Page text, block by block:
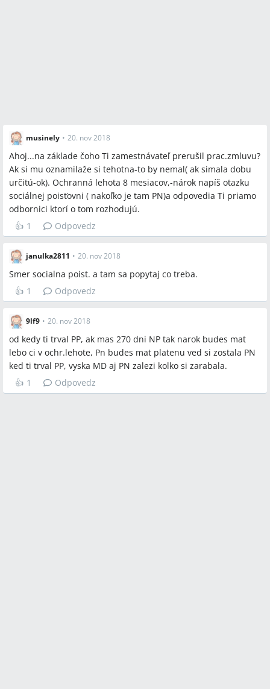
musinely • 20. nov 2018
Ahoj...na základe čoho Ti zamestnávateľ prerušil prac.zmluvu?
Ak si mu oznamilaže si tehotna-to by nemal( ak simala dobu
určitú-ok). Ochranná lehota 8 mesiacov,-nárok napíš otazku
sociálnej poisťovni ( nakoľko je tam PN)a odpovedia Ti priamo
odbornici ktorí o tom rozhodujú.
👍 1 Odpovedz
janulka2811 • 20. nov 2018
Smer socialna poist. a tam sa popytaj co treba.
👍 1 Odpovedz
9lf9 • 20. nov 2018
od kedy ti trval PP, ak mas 270 dni NP tak narok budes mat
lebo ci v ochr.lehote, Pn budes mat platenu ved si zostala PN
ked ti trval PP, vyska MD aj PN zalezi kolko si zarabala.
👍 1 Odpovedz